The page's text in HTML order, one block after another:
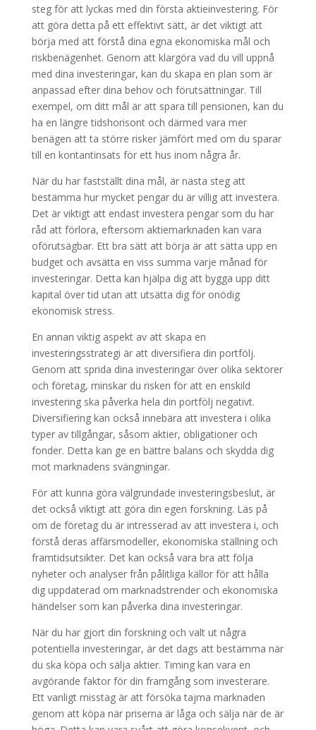
steg för att lyckas med din första aktieinvestering. För
att göra detta på ett effektivt sätt, är det viktigt att
börja med att förstå dina egna ekonomiska mål och
riskbenägenhet. Genom att klargöra vad du vill uppnå
med dina investeringar, kan du skapa en plan som är
anpassad efter dina behov och förutsättningar. Till
exempel, om ditt mål är att spara till pensionen, kan du
ha en längre tidshorisont och därmed vara mer
benägen att ta större risker jämfört med om du sparar
till en kontantinsats för ett hus inom några år.
När du har fastställt dina mål, är nästa steg att
bestämma hur mycket pengar du är villig att investera.
Det är viktigt att endast investera pengar som du har
råd att förlora, eftersom aktiemarknaden kan vara
oförutsägbar. Ett bra sätt att börja är att sätta upp en
budget och avsätta en viss summa varje månad för
investeringar. Detta kan hjälpa dig att bygga upp ditt
kapital över tid utan att utsätta dig för onödig
ekonomisk stress.
En annan viktig aspekt av att skapa en
investeringsstrategi är att diversifiera din portfölj.
Genom att sprida dina investeringar över olika sektorer
och företag, minskar du risken för att en enskild
investering ska påverka hela din portfölj negativt.
Diversifiering kan också innebära att investera i olika
typer av tillgångar, såsom aktier, obligationer och
fonder. Detta kan ge en bättre balans och skydda dig
mot marknadens svängningar.
För att kunna göra välgrundade investeringsbeslut, är
det också viktigt att göra din egen forskning. Läs på
om de företag du är intresserad av att investera i, och
förstå deras affärsmodeller, ekonomiska ställning och
framtidsutsikter. Det kan också vara bra att följa
nyheter och analyser från pålitliga källor för att hålla
dig uppdaterad om marknadstrender och ekonomiska
händelser som kan påverka dina investeringar.
När du har gjort din forskning och valt ut några
potentiella investeringar, är det dags att bestämma när
du ska köpa och sälja aktier. Timing kan vara en
avgörande faktor för din framgång som investerare.
Ett vanligt misstag är att försöka tajma marknaden
genom att köpa när priserna är låga och sälja när de är